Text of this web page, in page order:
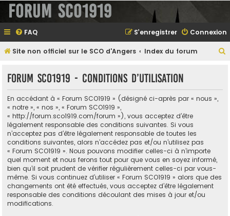
Forum SCO1919
FAQ Connexion
S’enregistrer
Site non officiel sur le SCO d'Angers Index du forum
Forum SCO1919 - Conditions d’utilisation
En accédant à « Forum SCO1919 » (désigné ci-après par « nous »,
« notre », « nos », « Forum SCO1919 »,
« http://forum.sco1919.com/forum »), vous acceptez d’être
légalement responsable des conditions suivantes. Si vous
n’acceptez pas d’être légalement responsable de toutes les
conditions suivantes, alors n’accédez pas et/ou n’utilisez pas
« Forum SCO1919 ». Nous pouvons modifier celles-ci à n’importe
quel moment et nous ferons tout pour que vous en soyez informé,
bien qu’il soit prudent de vérifier régulièrement celles-ci par vous-
même. Si vous continuez d’utiliser « Forum SCO1919 » alors que des
changements ont été effectués, vous acceptez d’être légalement
responsable des conditions découlant des mises à jour et/ou
modifications.